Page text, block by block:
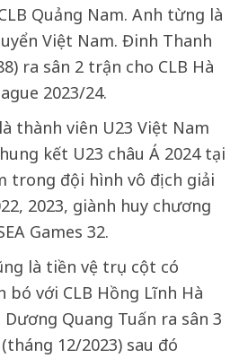
Quảng Nam. Anh từng là
Việt Nam. Đinh Thanh
ra sân 2 trận cho CLB Hà
2023/24.
thành viên U23 Việt Nam
kết U23 châu Á 2024 tại
trong đội hình vô địch giải
2023, giành huy chương
Games 32.
là tiền vệ trụ cột có
bó với CLB Hồng Lĩnh Hà
Quang Tuấn ra sân 3
12/2023) sau đó